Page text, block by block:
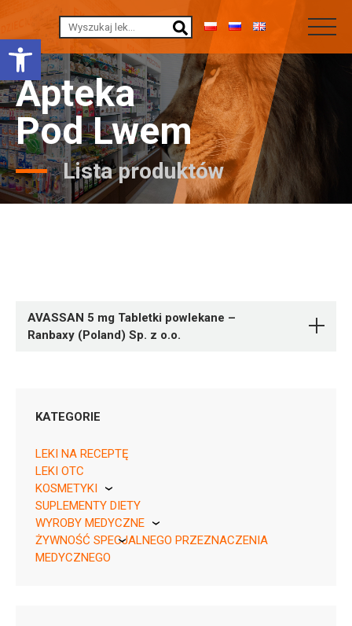
Otwórz pasek narzędzi
Apteka
Pod Lwem
Lista produktów
AVASSAN 5 mg Tabletki powlekane –
Ranbaxy (Poland) Sp. z o.o.
05909991566760 ¦ Rp ¦ 160857
60 tabl. w blistrze
05909991566777 ¦ Rp ¦ 160858
60 tabl. w blistrze perforowanym
KATEGORIE
LEKI NA RECEPTĘ
LEKI OTC
KOSMETYKI
Pierre Fabre
SUPLEMENTY DIETY
WYROBY MEDYCZNE
KikGel
ŻYWNOŚĆ SPECJALNEGO PRZEZNACZENIA
MEDYCZNEGO